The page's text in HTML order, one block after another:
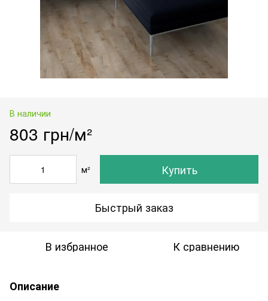
В наличии
803 грн/м²
м² Купить
Быстрый заказ
В избранное К сравнению
Описание